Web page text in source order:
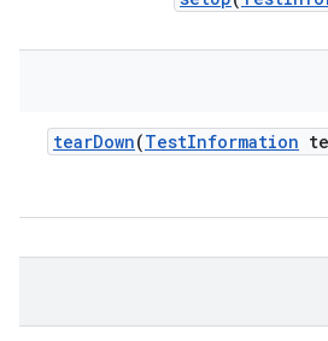
tearDown(TestInformation